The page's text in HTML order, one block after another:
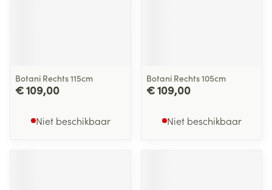
Botani Rechts 115cm
€ 109,00
Niet beschikbaar
Botani Rechts 105cm
€ 109,00
Niet beschikbaar